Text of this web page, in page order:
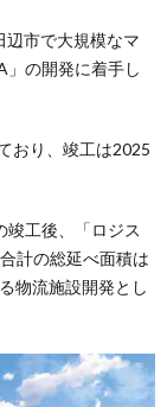
辺市で大規模なマ
」の開発に着手し
おり、竣工は2025
竣工後、「ロジス
計の総延べ面積は
物流施設開発とし